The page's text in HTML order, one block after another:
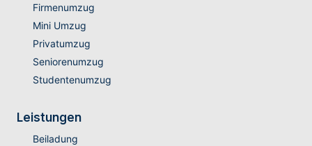
Firmenumzug
Mini Umzug
Privatumzug
Seniorenumzug
Studentenumzug
Leistungen
Beiladung